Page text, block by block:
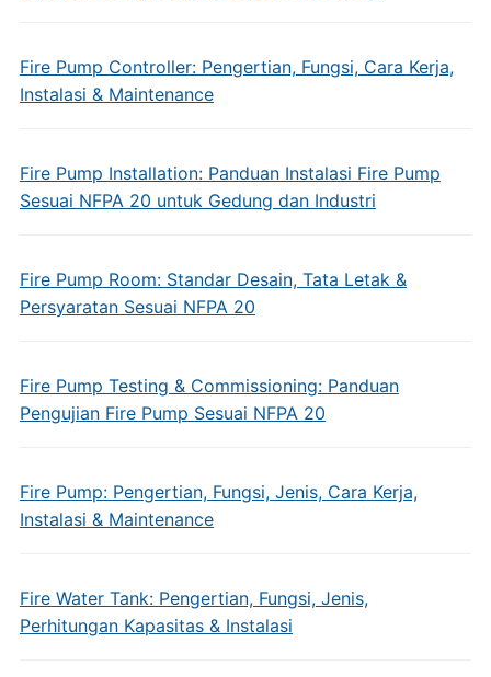
Fire Pump Controller: Pengertian, Fungsi, Cara Kerja,
Instalasi & Maintenance
Fire Pump Installation: Panduan Instalasi Fire Pump
Sesuai NFPA 20 untuk Gedung dan Industri
Fire Pump Room: Standar Desain, Tata Letak &
Persyaratan Sesuai NFPA 20
Fire Pump Testing & Commissioning: Panduan
Pengujian Fire Pump Sesuai NFPA 20
Fire Pump: Pengertian, Fungsi, Jenis, Cara Kerja,
Instalasi & Maintenance
Fire Water Tank: Pengertian, Fungsi, Jenis,
Perhitungan Kapasitas & Instalasi